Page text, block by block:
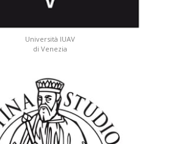
Università IUAV
di Venezia